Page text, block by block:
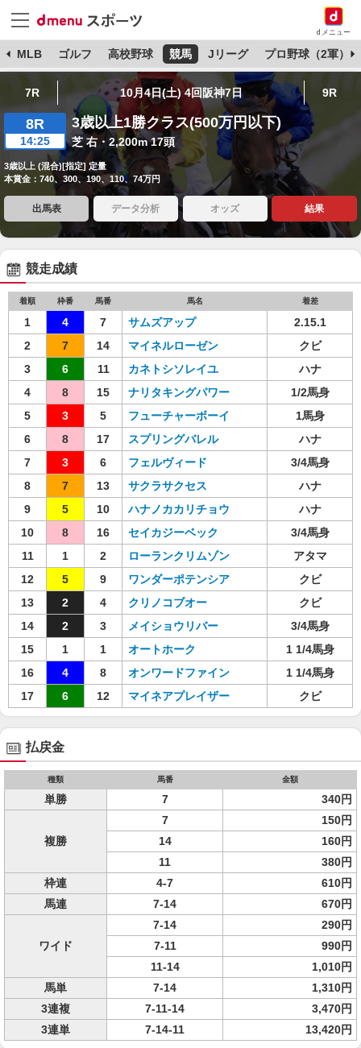
dメニュー
MLB ゴルフ 高校野球 競馬 Jリーグ プロ野球（2軍）
7R 10月4日(土) 4回阪神7日 9R
8R
14:25
3歳以上1勝クラス(500万円以下)
芝 右・2,200m 17頭
3歳以上 (混合)[指定] 定量
本賞金：740、300、190、110、74万円
出馬表 データ分析 オッズ 結果
競走成績
着順 枠番 馬番 馬名 着差
1 4 7 サムズアップ
2.15.1
2
7 14 マイネルローゼン
クビ
3
6 11 カネトシソレイユ
ハナ
4
8 15 ナリタキングパワー
1/2馬身
5
3 5 フューチャーボーイ
1馬身
6
8 17 スプリングバレル
ハナ
7
3 6 フェルヴィード
3/4馬身
8
7 13 サクラサクセス
ハナ
9
5 10 ハナノカカリチョウ
ハナ
10
8 16 セイカジーベック
3/4馬身
11
1 2 ローランクリムゾン
アタマ
12
5 9 ワンダーポテンシア
クビ
13
2 4 クリノコブオー
クビ
14
2 3 メイショウリバー
3/4馬身
15
1 1 オートホーク
1 1/4馬身
16
4 8 オンワードファイン
1 1/4馬身
17
6 12 マイネアプレイザー クビ
払戻金
種類 馬番 金額
単勝 7 340円
複勝
7
150円
14
160円
11
380円
枠連
4-7
610円
馬連
7-14 670円
ワイド
7-14
290円
7-11
990円
11-14
1,010円
馬単
7-14
1,310円
3連複
7-11-14
3,470円
3連単
7-14-11 13,420円